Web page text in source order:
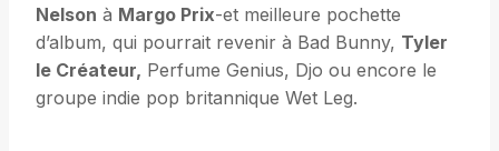
Nelson à Margo Prix-et meilleure pochette
d’album, qui pourrait revenir à Bad Bunny, Tyler
le Créateur, Perfume Genius, Djo ou encore le
groupe indie pop britannique Wet Leg.